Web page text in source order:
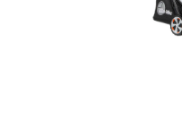
ВХОД ИЛИ